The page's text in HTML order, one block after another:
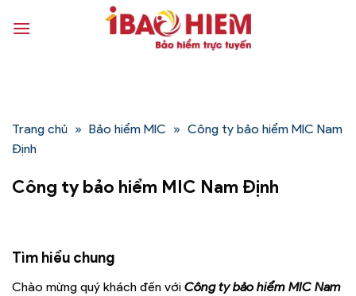
qua
Trang chủ » Bảo hiểm MIC » Công ty bảo hiểm MIC Nam
Định
Công ty bảo hiểm MIC Nam Định
Tìm hiểu chung
Chào mừng quý khách đến với Công ty bảo hiểm MIC Nam